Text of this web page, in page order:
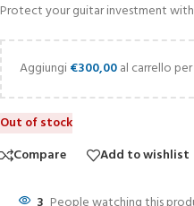
Protect your guitar investment
Aggiungi€300,00al carrello
Out of stock
Compare
Add to wishlist